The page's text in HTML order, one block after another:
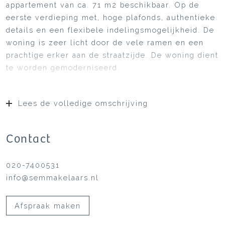
appartement van ca. 71 m2 beschikbaar. Op de
eerste verdieping met, hoge plafonds, authentieke
details en een flexibele indelingsmogelijkheid. De
woning is zeer licht door de vele ramen en een
prachtige erker aan de straatzijde. De woning dient
te worden gemoderniseerd.
Lees de volledige omschrijving
Contact
020-7400531
info@semmakelaars.nl
Afspraak maken